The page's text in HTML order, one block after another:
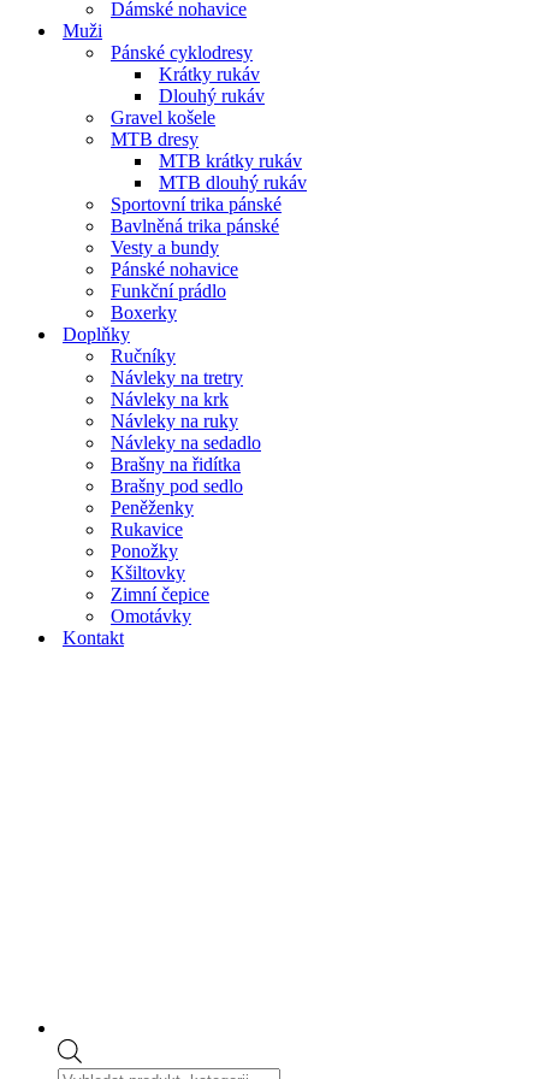
Dámské nohavice
Muži
Pánské cyklodresy
Krátky rukáv
Dlouhý rukáv
Gravel košele
MTB dresy
MTB krátky rukáv
MTB dlouhý rukáv
Sportovní trika pánské
Bavlněná trika pánské
Vesty a bundy
Pánské nohavice
Funkční prádlo
Boxerky
Doplňky
Ručníky
Návleky na tretry
Návleky na krk
Návleky na ruky
Návleky na sedadlo
Brašny na řidítka
Brašny pod sedlo
Peněženky
Rukavice
Ponožky
Kšiltovky
Zimní čepice
Omotávky
Kontakt